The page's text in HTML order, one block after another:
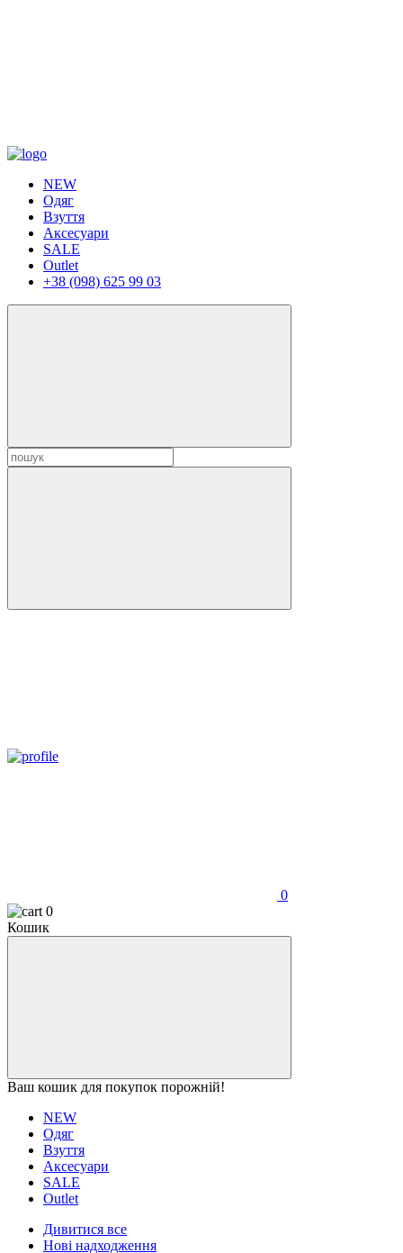
NEW
Одяг
Взуття
Аксесуари
SALE
Outlet
+38 (098) 625 99 03
0
0
Кошик
Ваш кошик для покупок порожній!
NEW
Одяг
Взуття
Аксесуари
SALE
Outlet
Дивитися все
Нові надходження